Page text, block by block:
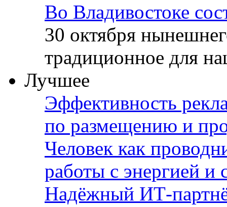
Во Владивостоке
30 октября
традиционное для
Лучшее
Эффективность
по размещению и
Человек как
работы с энергией и
Надёжный ИТ-